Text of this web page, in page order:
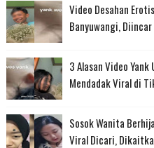
Video Desahan
Banyuwangi, Diincar
3 Alasan Video
Mendadak Viral di
Sosok Wanita
Viral Dicari,